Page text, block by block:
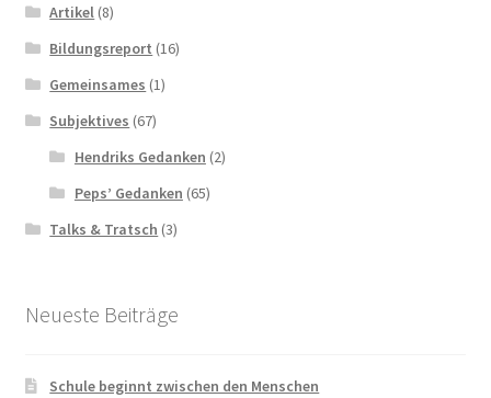
Artikel (8)
Bildungsreport (16)
Gemeinsames (1)
Subjektives (67)
Hendriks Gedanken (2)
Peps’ Gedanken (65)
Talks & Tratsch (3)
Neueste Beiträge
Schule beginnt zwischen den Menschen